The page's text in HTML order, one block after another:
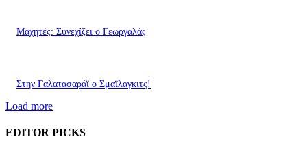
Mαχητές: Συνεχίζει ο Γεωργαλάς
Στην Γαλατασαράϊ ο Σμαϊλαγκιτς!
Load more
EDITOR PICKS